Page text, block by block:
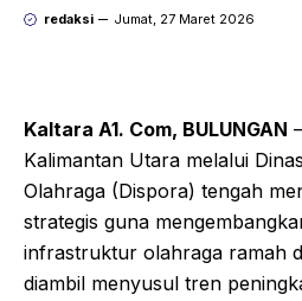
redaksi Jumat, 27 Maret 2026
Kaltara A1. Com, BULUNGAN
Kalimantan Utara melalui
Olahraga (Dispora) tengah
strategis guna
infrastruktur olahraga ramah
diambil menyusul tren